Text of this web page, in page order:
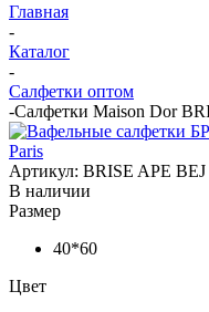
Главная
-
Каталог
-
Салфетки оптом
-Салфетки Maison Dor
Артикул: BRISE APE
В наличии
Размер
40*60
Цвет